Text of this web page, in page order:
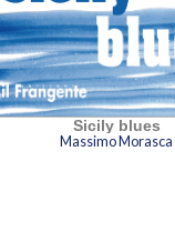
Sicily blues
Massimo Morasca